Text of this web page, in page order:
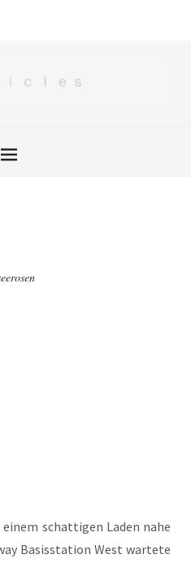
einem schat­ti­gen Laden nahe
Basis­sta­ti­on West war­te­te